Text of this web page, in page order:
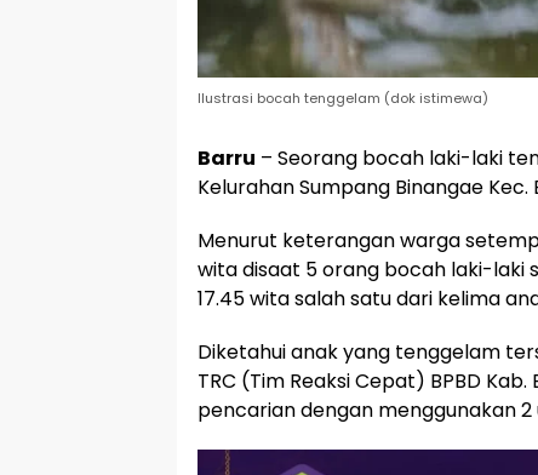
Ilustrasi bocah tenggelam (dok istimewa)
Barru – Seorang bocah laki-laki
Kelurahan Sumpang Binangae
Menurut keterangan warga
wita disaat 5 orang bocah laki-laki
17.45 wita salah satu dari kelima
Diketahui anak yang tenggelam
TRC (Tim Reaksi Cepat) BPBD
pencarian dengan menggunakan 2